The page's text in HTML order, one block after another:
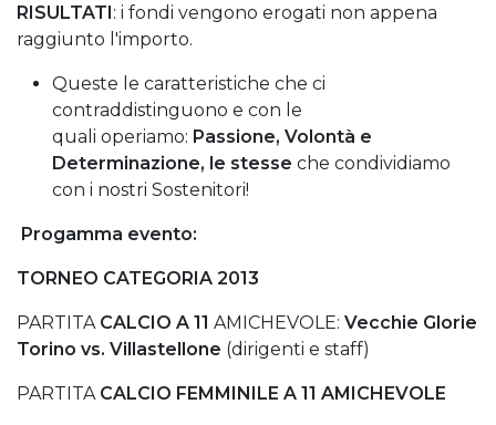
RISULTATI: i fondi vengono erogati non appena
raggiunto l'importo.
Queste le caratteristiche che ci
contraddistinguono e con le
quali operiamo: Passione, Volontà e
Determinazione, le stesse che condividiamo
con i nostri Sostenitori!
Progamma evento:
TORNEO CATEGORIA 2013
PARTITA CALCIO A 11 AMICHEVOLE: Vecchie Glorie
Torino vs. Villastellone (dirigenti e staff)
PARTITA CALCIO FEMMINILE A 11 AMICHEVOLE